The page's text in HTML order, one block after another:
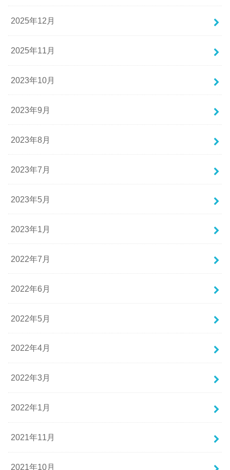
2025年12月
2025年11月
2023年10月
2023年9月
2023年8月
2023年7月
2023年5月
2023年1月
2022年7月
2022年6月
2022年5月
2022年4月
2022年3月
2022年1月
2021年11月
2021年10月